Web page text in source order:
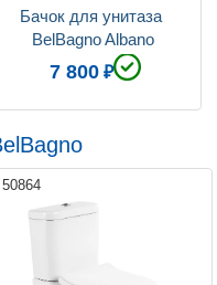
Бачок для унитаза
BelBagno Albano
7 800
50864